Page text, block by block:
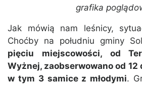
grafika
Jak mówią nam leśnicy,
Choćby na południu gminy
pięciu miejscowości, od
Wyżnej, zaobserwowano od 12
w tym 3 samice z młodymi.